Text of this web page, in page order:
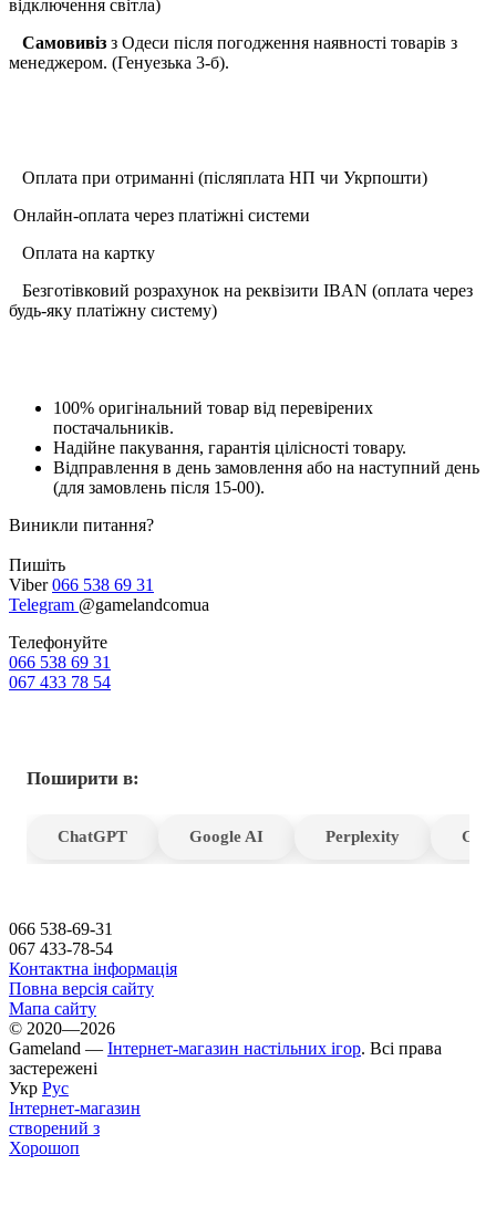
відключення світла)
Самовивіз з Одеси після погодження наявності товарів з
менеджером. (Генуезька 3-б).
Оплата при отриманні (післяплата НП чи Укрпошти)
Онлайн-оплата через платіжні системи
Оплата на картку
Безготівковий розрахунок на реквізити IBAN (оплата через
будь-яку платіжну систему)
100% оригінальний товар від перевірених
постачальників.
Надійне пакування, гарантія цілісності товару.
Відправлення в день замовлення або на наступний день
(для замовлень після 15-00).
Виникли питання?
Пишіть
Viber066 538 69 31
Telegram @gamelandcomua
Телефонуйте
066 538 69 31
067 433 78 54
Поширити в:
ChatGPT Google AI Perplexity
066 538-69-31
067 433-78-54
Контактна інформація
Повна версія сайту
Мапа сайту
© 2020—2026
Gameland — Інтернет-магазин настільних ігор. Всі права
застережені
Укр Рус
Інтернет-магазин
створений з
Хорошоп